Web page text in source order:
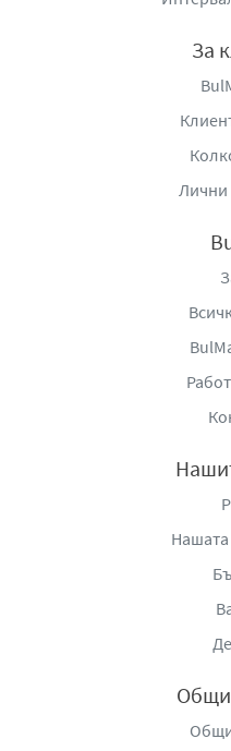
Мерло с
Наситен
Горски
Плодов, с лека
Сервирайте добре
Температура на
За
Общи